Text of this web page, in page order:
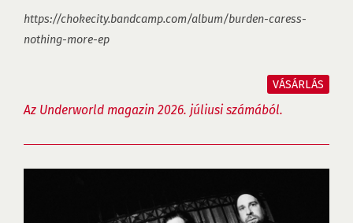
https://chokecity.bandcamp.com/album/burden-caress-
nothing-more-ep
VÁSÁRLÁS
Az Underworld magazin 2026. júliusi számából.